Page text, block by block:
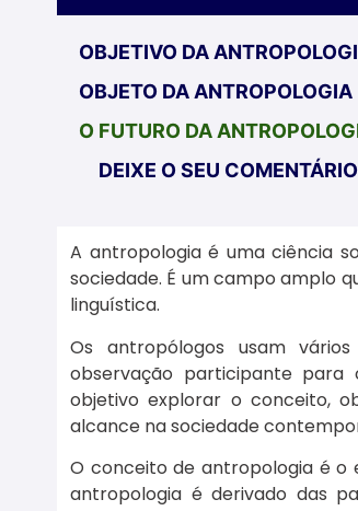
OBJETIVO DA
OBJETO DA ANTROPOLOGIA
O FUTURO DA
DEIXE O SEU
A antropologia é uma ciência
sociedade. É um campo amplo
linguística.
Os antropólogos usam
observação participante para
objetivo explorar o conceito,
alcance na sociedade
O conceito de antropologia é o
antropologia é derivado das